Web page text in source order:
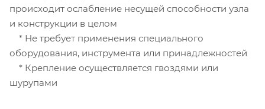
происходит ослабление несущей способности узла
и конструкции в целом
* Не требует применения специального
оборудования, инструмента или принадлежностей
* Крепление осуществляется гвоздями или
шурупами